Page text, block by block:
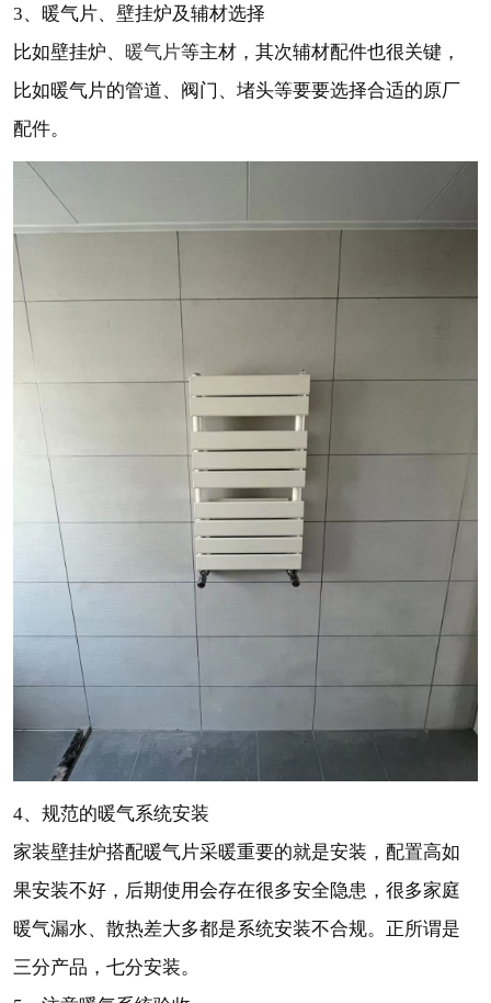
3、暖气片、壁挂炉及辅材选择
比如壁挂炉、 暖气片等主材，其次辅材配件也很关键，
比如暖气片的管道、阀门、堵头等要要选择合适的原厂
配件。
4、规范的暖气系统安装
家装壁挂炉搭配暖气片采暖重要的就是安装，配置高如
果安装不好，后期使用会存在很多安全隐患，很多家庭
暖气漏水、散热差大多都是系统安装不合规。正所谓是
三分产品，七分安装。